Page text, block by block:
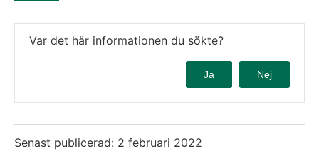
Var det här informationen du sökte?
Ja Nej
Senast publicerad: 2 februari 2022